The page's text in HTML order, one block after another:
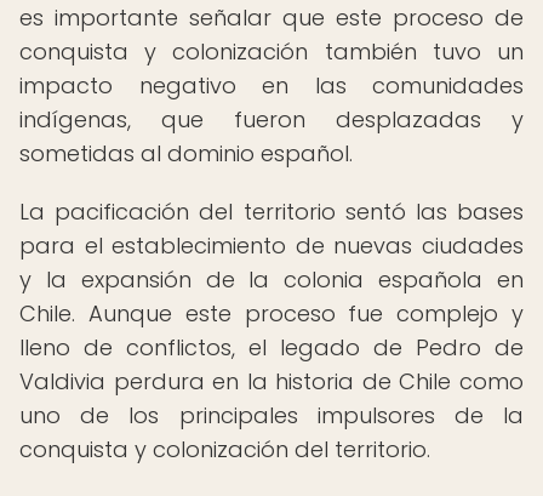
es importante señalar que este proceso de
conquista y colonización también tuvo un
impacto negativo en las comunidades
indígenas, que fueron desplazadas y
sometidas al dominio español.
La pacificación del territorio sentó las bases
para el establecimiento de nuevas ciudades
y la expansión de la colonia española en
Chile. Aunque este proceso fue complejo y
lleno de conflictos, el legado de Pedro de
Valdivia perdura en la historia de Chile como
uno de los principales impulsores de la
conquista y colonización del territorio.